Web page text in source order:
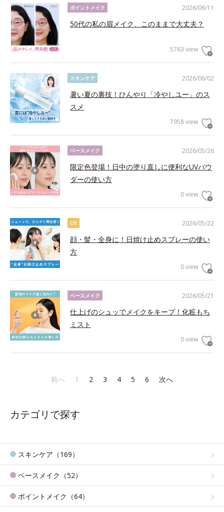
2026/06/11
ポイントメイク
50代の私の眉メイク、このままで大丈夫？
5763 view
2026/06/02
スキンケア
暑い夏の裏技！ひんやり「冷やしユー」のス
スメ
7958 view
2026/05/26
ベースメイク
限定色登場！日中の塗り直しに便利なUVパウ
ダーの使い方
0 view
2026/05/22
UV
顔・髪・全身に！日焼け止めスプレーの使い
方
0 view
2026/05/21
ベースメイク
仕上げのシュッでメイクをキープ！化粧もち
ミスト
0 view
前へ 1 2 3 4 5 6 次へ
カテゴリで探す
スキンケア（169）
ベースメイク（52）
ポイントメイク（64）